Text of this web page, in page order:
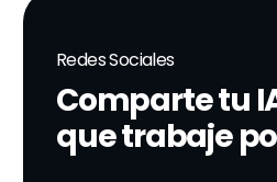
Redes Sociales
Comparte tu
que trabaje